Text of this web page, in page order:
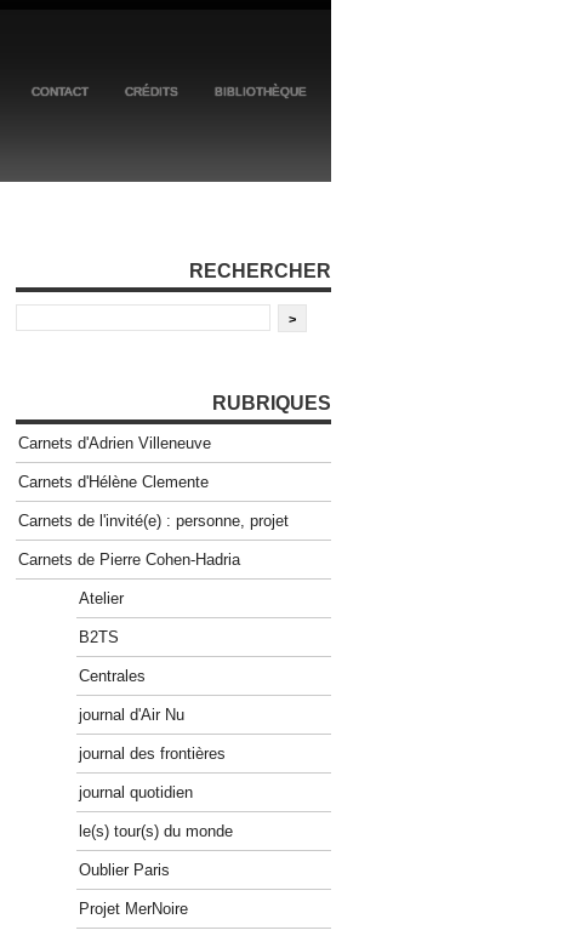
CONTACT CRÉDITS BIBLIOTHÈQUE
RECHERCHER
RUBRIQUES
Carnets d'Adrien Villeneuve
Carnets d'Hélène Clemente
Carnets de l'invité(e) : personne, projet
Carnets de Pierre Cohen-Hadria
Atelier
B2TS
Centrales
journal d'Air Nu
journal des frontières
journal quotidien
le(s) tour(s) du monde
Oublier Paris
Projet MerNoire